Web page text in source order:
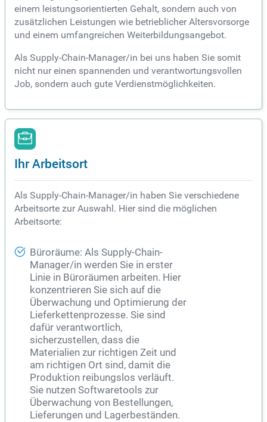
einem leistungsorientierten Gehalt, sondern auch von
zusätzlichen Leistungen wie betrieblicher Altersvorsorge
und einem umfangreichen Weiterbildungsangebot.
Als Supply-Chain-Manager/in bei uns haben Sie somit
nicht nur einen spannenden und verantwortungsvollen
Job, sondern auch gute Verdienstmöglichkeiten.
Ihr Arbeitsort
Als Supply-Chain-Manager/in haben Sie verschiedene
Arbeitsorte zur Auswahl. Hier sind die möglichen
Arbeitsorte:
Büroräume: Als Supply-Chain-
Manager/in werden Sie in erster
Linie in Büroräumen arbeiten. Hier
konzentrieren Sie sich auf die
Überwachung und Optimierung der
Lieferkettenprozesse. Sie sind
dafür verantwortlich,
sicherzustellen, dass die
Materialien zur richtigen Zeit und
am richtigen Ort sind, damit die
Produktion reibungslos verläuft.
Sie nutzen Softwaretools zur
Überwachung von Bestellungen,
Lieferungen und Lagerbeständen.